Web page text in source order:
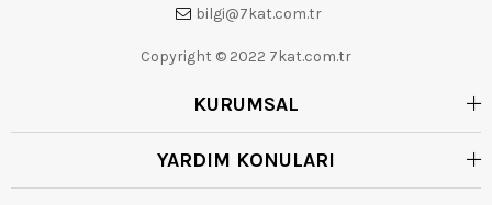
bilgi@7kat.com.tr
Copyright © 2022 7kat.com.tr
KURUMSAL
YARDIM KONULARI